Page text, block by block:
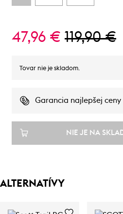
47,96 € 119,90 €
Tovar nie je skladom.
Garancia najlepšej ceny
NIE JE NA
ALTERNATÍVY